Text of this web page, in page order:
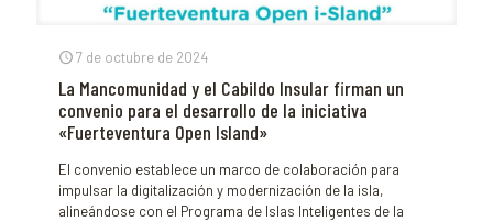
7 de octubre de 2024
La Mancomunidad y el Cabildo Insular firman un
convenio para el desarrollo de la iniciativa
«Fuerteventura Open Island»
El convenio establece un marco de colaboración para
impulsar la digitalización y modernización de la isla,
alineándose con el Programa de Islas Inteligentes de la